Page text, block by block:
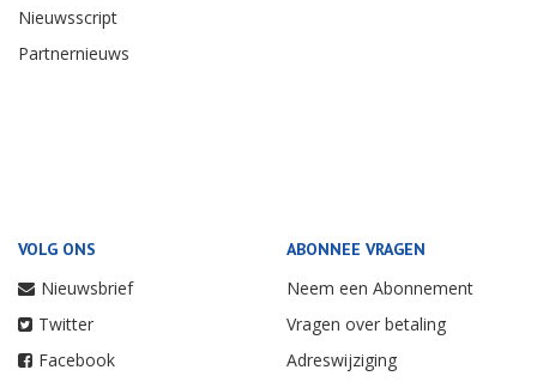
Nieuwsscript
Partnernieuws
VOLG ONS
Nieuwsbrief
Twitter
Facebook
ABONNEE VRAGEN
Neem een Abonnement
Vragen over betaling
Adreswijziging